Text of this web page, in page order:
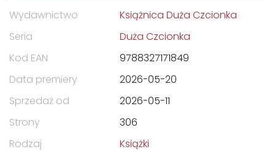
Wydawnictwo
Książnica Duża Czcionka
Seria
Duża Czcionka
Kod EAN
9788327171849
Data premiery
2026-05-20
Sprzedaż od
2026-05-11
Strony
306
Rodzaj
Książki